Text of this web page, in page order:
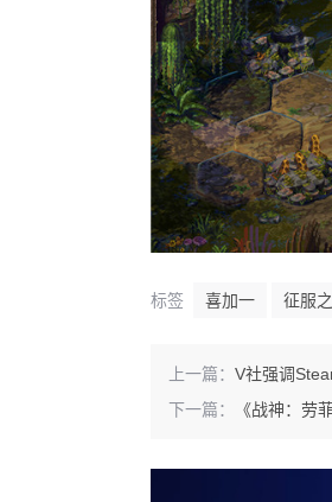
标签 喜加一 征服
上一篇： V社强调
下一篇：
《战神：劳